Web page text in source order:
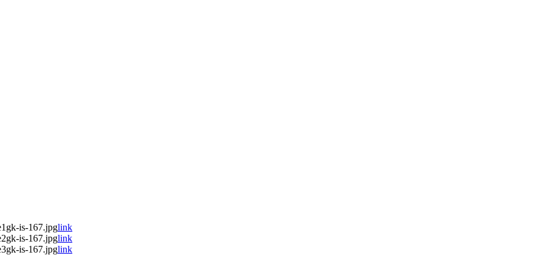
is-167.jpglink
is-167.jpglink
is-167.jpglink